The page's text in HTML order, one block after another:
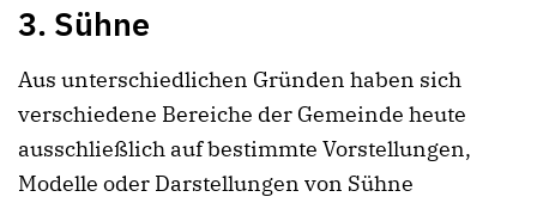
3. Sühne
Aus unterschiedlichen Gründen haben sich
verschiedene Bereiche der Gemeinde heute
ausschließlich auf bestimmte Vorstellungen,
Modelle oder Darstellungen von Sühne